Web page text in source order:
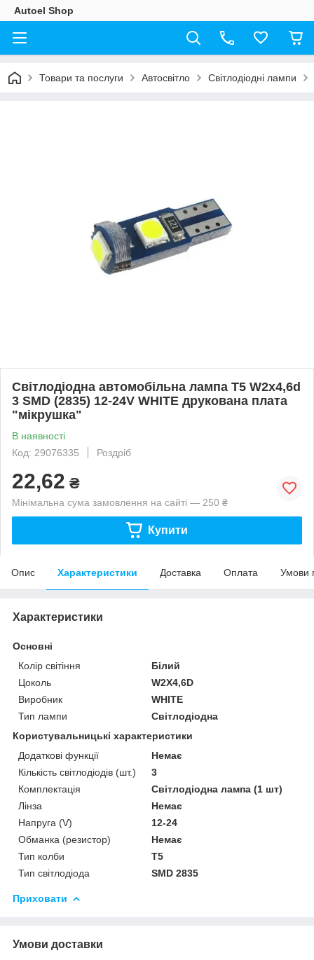
Autoel Shop
Товари та послуги Автосвітло Світлодіодні лампи
Світлодіодна автомобільна лампа T5 W2x4,6d
3 SMD (2835) 12-24V WHITE друкована плата
"мікрушка"
В наявності
Код: 29076335
Роздріб
22,62 ₴
Мінімальна сума замовлення на сайті — 250 ₴
Купити
Опис Характеристики Доставка Оплата Умови
Характеристики
Основні
Колір світіння
Білий
Цоколь
W2X4,6D
Виробник
WHITE
Тип лампи
Світлодіодна
Користувальницькі характеристики
Додаткові функції
Немає
Кількість світлодіодів (шт.)
3
Комплектація
Світлодіодна лампа (1 шт)
Лінза
Немає
Напруга (V)
12-24
Обманка (резистор)
Немає
Тип колби
T5
Тип світлодіода
SMD 2835
Приховати
Умови доставки